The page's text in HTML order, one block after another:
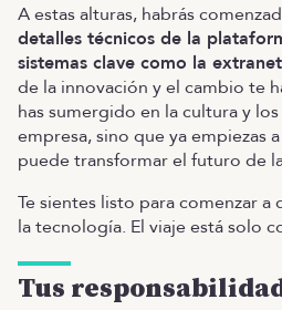
A estas alturas, habrás
detalles técnicos de la
sistemas clave como la
de la innovación y el cambio te
has sumergido en la cultura y
empresa, sino que ya empiezas
puede transformar el futuro de
Te sientes listo para comenzar
la tecnología. El viaje está solo
Tus